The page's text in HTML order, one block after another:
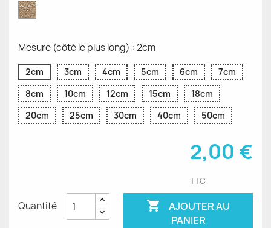
Paillettes
d'Or
Mesure (côté le plus long) : 2cm
2cm 3cm 4cm 5cm 6cm
7cm
8cm
10cm 12cm 15cm
18cm
20cm
25cm 30cm 40cm 50cm
2,00 €
TTC
Quantité 
AJOUTER AU
PANIER